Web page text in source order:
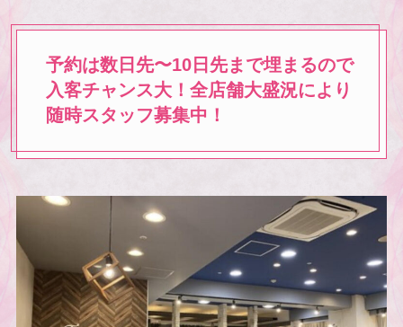
予約は数日先〜10日先まで埋まるので
入客チャンス大！全店舗大盛況により
随時スタッフ募集中！